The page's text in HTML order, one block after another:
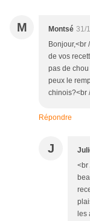
M Montsé 31/
Bonjour,<br
de vos
pas de
peux le
chinois?<br
Répondre
J
<br
les